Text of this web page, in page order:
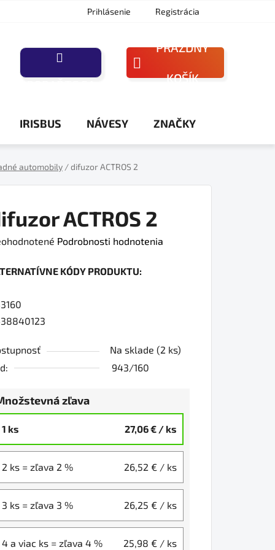
Prihlásenie Registrácia
NÁKUPNÝ
PRÁZDNY
KOŠÍK
IRISBUS NÁVESY ZNAČKY
automobily /difuzor ACTROS 2
ACTROS 2
Podrobnosti hodnotenia
KÓDY PRODUKTU:
Na sklade (2 ks)
943/160
zľava
1 ks 27,06 € / ks
2 ks = zľava 2 % 26,52 € / ks
3 ks = zľava 3 % 26,25 € / ks
4 a viac ks = zľava 4 % 25,98 € / ks